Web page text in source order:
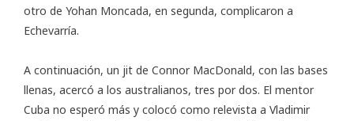
otro de Yohan Moncada, en segunda, complicaron a
Echevarría.
A continuación, un jit de Connor MacDonald, con las bases
llenas, acercó a los australianos, tres por dos. El mentor
Cuba no esperó más y colocó como relevista a Vladimir